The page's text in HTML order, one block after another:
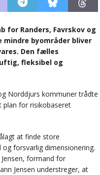
Randers, Favrskov og
mindre byområder bliver
Den fælles
fleksibel og
Norddjurs kommuner trådte
plan for risikobaseret
at finde store
forsvarlig dimensionering.
formand for
Jensen understreger, at